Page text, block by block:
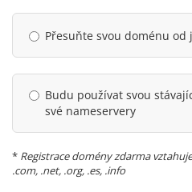
Přesuňte svou doménu
Budu používat svou
své nameservery
* Registrace domény zdarma
.com, .net, .org, .es, .info